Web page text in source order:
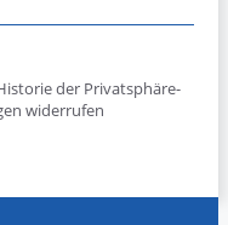
der Privatsphäre-
widerrufen